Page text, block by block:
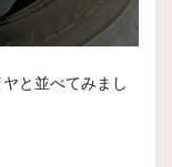
と並べてみまし